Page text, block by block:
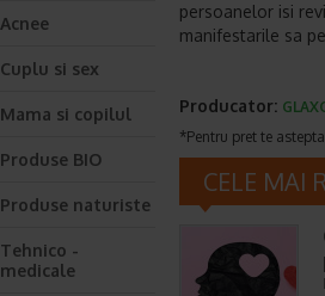
persoanelor isi
manifestarile sa
Producator:
*Pentru pret te
CELE MAI
Acnee
Cuplu si sex
Mama si copilul
Produse BIO
Produse naturiste
Tehnico -
medicale